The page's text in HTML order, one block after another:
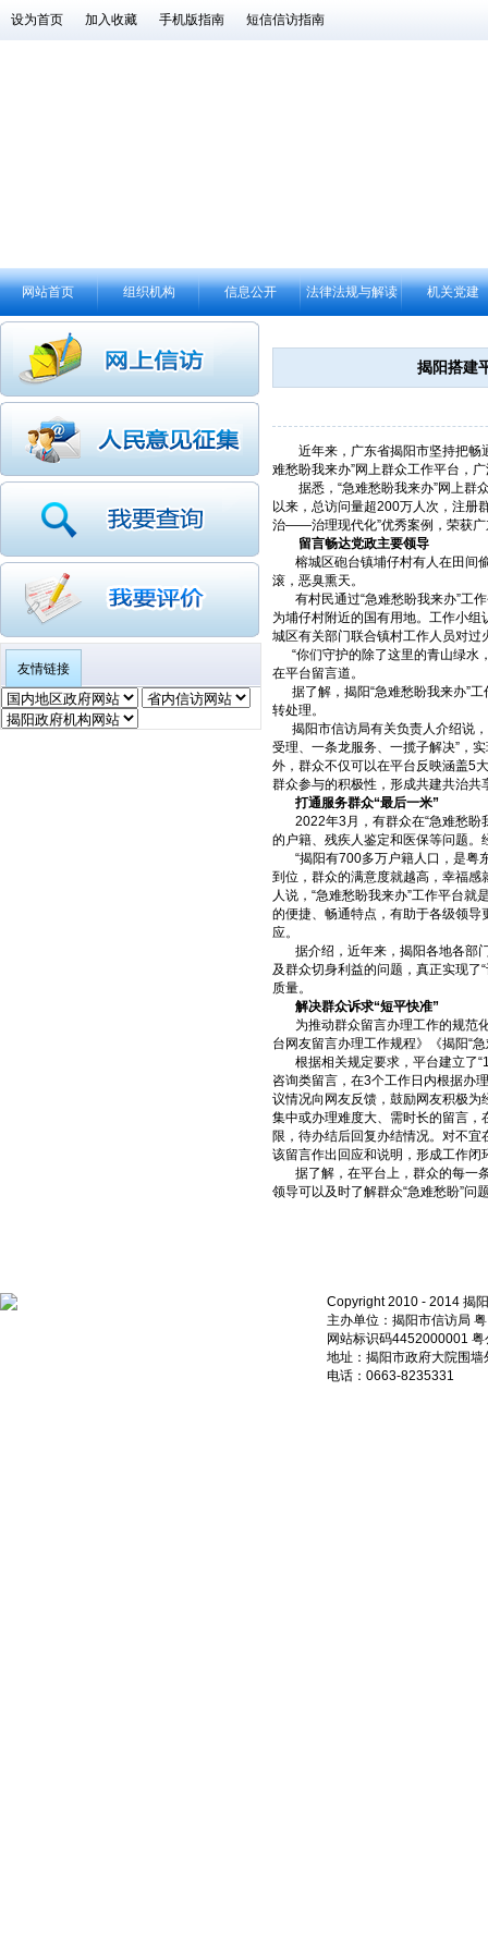
设为首页 加入收藏 手机版指南 短信信访指南
网站首页 组织机构 信息公开 法律法规与解读 机关党建
友情链接
揭阳搭建
近年来，广东省揭阳市坚持把畅通
难愁盼我来办”网上群众工作平台，
据悉，“急难愁盼我来办”网上群
以来，总访问量超200万人次，注册
治——治理现代化”优秀案例，荣获广
留言畅达党政主要领导
榕城区砲台镇埔仔村有人在田间偷
滚，恶臭熏天。
有村民通过“急难愁盼我来办”工作
为埔仔村附近的国有用地。工作小
城区有关部门联合镇村工作人员对
“你们守护的除了这里的青山绿水
在平台留言道。
据了解，揭阳“急难愁盼我来办”工
转处理。
揭阳市信访局有关负责人介绍说，
受理、一条龙服务、一揽子解决”，
外，群众不仅可以在平台反映涵盖5
群众参与的积极性，形成共建共治共
打通服务群众“最后一米”
2022年3月，有群众在“急难愁盼
的户籍、残疾人鉴定和医保等问题
“揭阳有700多万户籍人口，是粤
到位，群众的满意度就越高，幸福感
人说，“急难愁盼我来办”工作平台就
的便捷、畅通特点，有助于各级领
应。
据介绍，近年来，揭阳各地各部门
及群众切身利益的问题，真正实现了
质量。
解决群众诉求“短平快准”
为推动群众留言办理工作的规范化
台网友留言办理工作规程》《揭阳“
根据相关规定要求，平台建立了“1
咨询类留言，在3个工作日内根据办
议情况向网友反馈，鼓励网友积极
集中或办理难度大、需时长的留言
限，待办结后回复办结情况。对不
该留言作出回应和说明，形成工作闭
据了解，在平台上，群众的每一条
领导可以及时了解群众“急难愁盼”问
Copyright 2010 - 2014 揭
主办单位：揭阳市信访局
网站标识码4452000001
地址：揭阳市政府大院围
电话：0663-8235331